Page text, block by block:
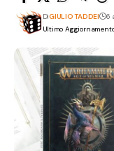
Ultimo
DiGIULIO TADDEI 6